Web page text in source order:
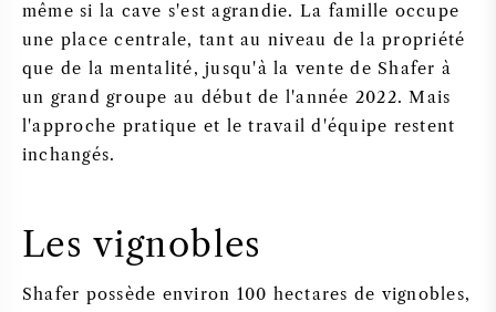
même si la cave s'est agrandie. La famille occupe
une place centrale, tant au niveau de la propriété
que de la mentalité, jusqu'à la vente de Shafer à
un grand groupe au début de l'année 2022. Mais
l'approche pratique et le travail d'équipe restent
inchangés.
Les vignobles
Shafer possède environ 100 hectares de vignobles,